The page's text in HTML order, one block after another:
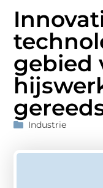
gebied
Industrie